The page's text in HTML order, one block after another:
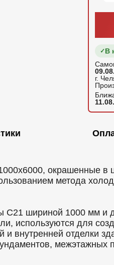
В
г.
окрашенные в
метода
C21 шириной 1000 мм и
используются для
и внутренней отделки
межэтажных